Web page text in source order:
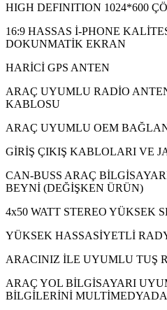
HIGH DEFINITION 1024*600
16:9 HASSAS İ-PHONE
DOKUNMATİK EKRAN
HARİCİ GPS ANTEN
ARAÇ UYUMLU RADİO
KABLOSU
ARAÇ UYUMLU OEM
GİRİŞ ÇIKIŞ KABLOLARI VE
CAN-BUSS ARAÇ
BEYNİ (DEĞİŞKEN ÜRÜN)
4x50 WATT STEREO YÜKSEK
YÜKSEK HASSASİYETLİ
ARACINIZ İLE UYUMLU TUŞ
ARAÇ YOL BİLGİSAYARI
BİLGİLERİNİ